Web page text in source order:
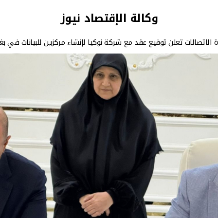
وكالة الإقتصاد نيوز
الاتصالات تعلن توقيع عقد مع شركة نوكيا لإنشاء مركزين للبيانات في